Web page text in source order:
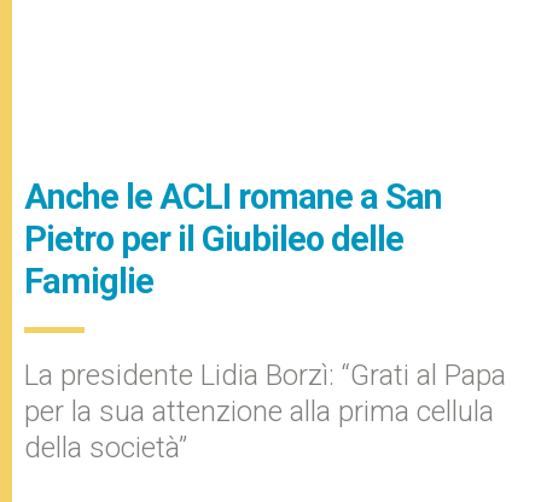
Anche le ACLI romane a San
Pietro per il Giubileo delle
Famiglie
La presidente Lidia Borzì: “Grati al Papa
per la sua attenzione alla prima cellula
della società”